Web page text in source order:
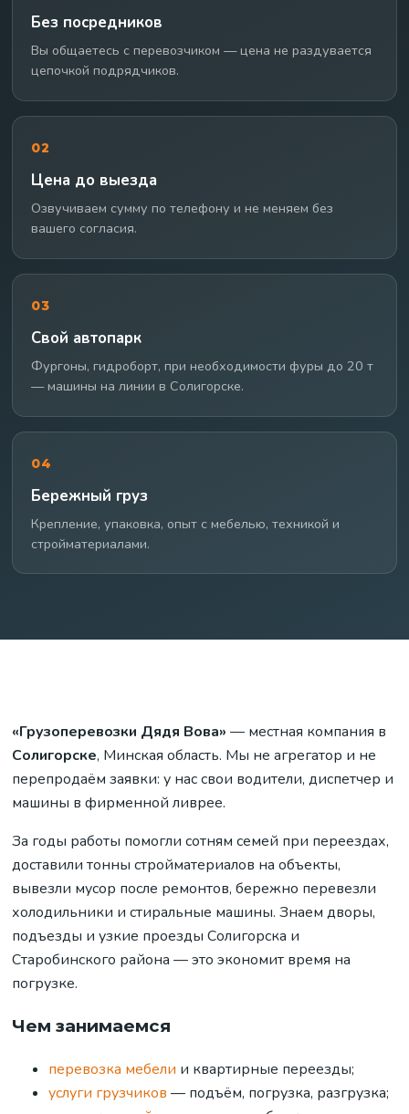
Без посредников
Вы общаетесь с перевозчиком — цена не раздувается
цепочкой подрядчиков.
02
Цена до выезда
Озвучиваем сумму по телефону и не меняем без
вашего согласия.
03
Свой автопарк
Фургоны, гидроборт, при необходимости фуры до 20 т
— машины на линии в Солигорске.
04
Бережный груз
Крепление, упаковка, опыт с мебелью, техникой и
стройматериалами.
«Грузоперевозки Дядя Вова» — местная компания в
Солигорске, Минская область. Мы не агрегатор и не
перепродаём заявки: у нас свои водители, диспетчер и
машины в фирменной ливрее.
За годы работы помогли сотням семей при переездах,
доставили тонны стройматериалов на объекты,
вывезли мусор после ремонтов, бережно перевезли
холодильники и стиральные машины. Знаем дворы,
подъезды и узкие проезды Солигорска и
Старобинского района — это экономит время на
погрузке.
Чем занимаемся
перевозка мебели и квартирные переезды;
услуги грузчиков — подъём, погрузка, разгрузка;